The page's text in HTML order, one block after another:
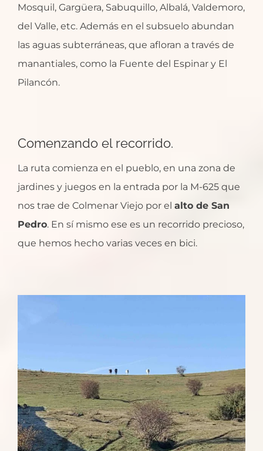
Mosquil, Gargüera, Sabuquillo, Albalá, Valdemoro,
del Valle, etc. Además en el subsuelo abundan
las aguas subterráneas, que afloran a través de
manantiales, como la Fuente del Espinar y El
Pilancón.
Comenzando el recorrido.
La ruta comienza en el pueblo, en una zona de
jardines y juegos en la entrada por la M-625 que
nos trae de Colmenar Viejo por el alto de San
Pedro. En sí mismo ese es un recorrido precioso,
que hemos hecho varias veces en bici.